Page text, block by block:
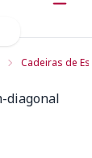
Cadeiras de